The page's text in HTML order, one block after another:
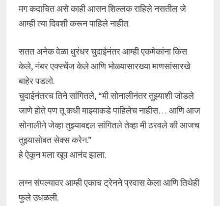
मग कदाचित असे काही आसन शिल्लक राहिले नसतील जे
आम्ही त्या दिवशी करून पाहिले नाहीत.
सतत अनेक वेळा धुरंधर चुदाईनंतर आम्ही एकमेकांना किस
केले, नंबर एक्स्चेंज केले आणि भोळ्यासारख्या माणसांसारखे
बाहेर पडलो.
चुदाईनंतरच तिने सांगितले, “मी सोनालीनंतर तुझ्याशी जोडले
जाणे होते पण तू कधी माझ्याकडे पाहिलेच नाहीस… आणि आज
सोनालीने जेव्हा तुझ्याबद्दल सांगितले तेव्हा मी ठरवले की आजच
तुझ्यासोबत सेक्स करेन.”
हे ऐकून मला खूप आनंद झाला.
लग्न संपल्यावर आम्ही एकाच ट्रेनने प्रवास केला आणि तिथेही
फुले उधळली.